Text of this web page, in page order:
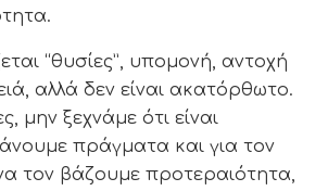
“θυσίες”, υπομονή, αντοχή
αλλά δεν είναι ακατόρθωτο.
μην ξεχνάμε ότι είναι
πράγματα και για τον
τον βάζουμε προτεραιότητα,